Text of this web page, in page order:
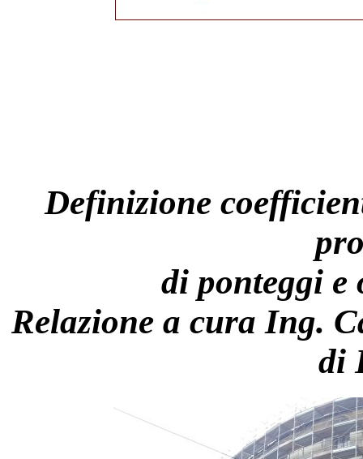
Definizione
di ponteggi e
Relazione a cura Ing.
di